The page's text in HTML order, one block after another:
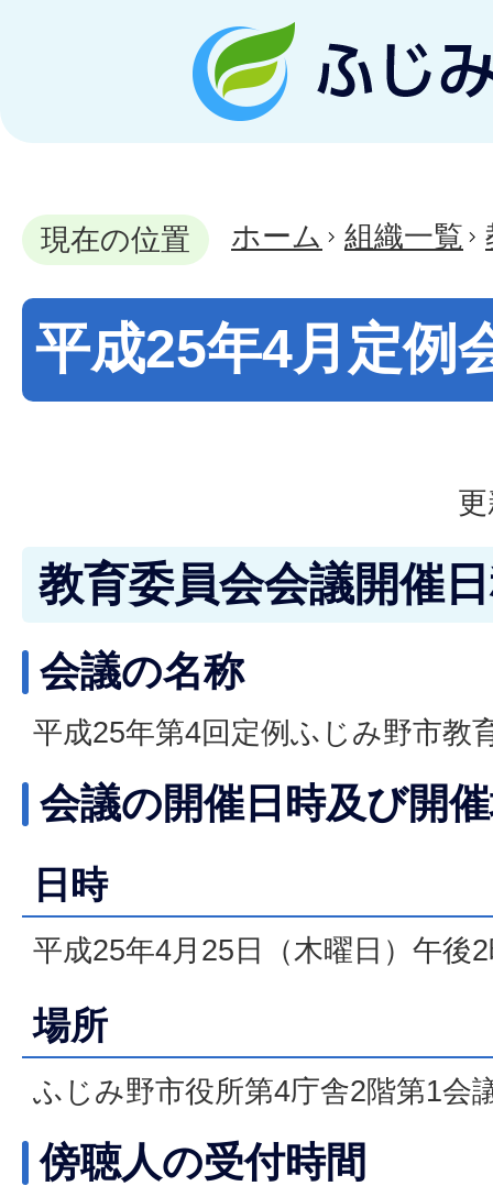
現在の位置 ホーム 組織一覧
平成25年4月定例
教育委員会会議開催
会議の名称
平成25年第4回定例ふじみ野市教
会議の開催日時及び開
日時
平成25年4月25日（木曜日）午後
場所
ふじみ野市役所第4庁舎2階第1会
傍聴人の受付時間